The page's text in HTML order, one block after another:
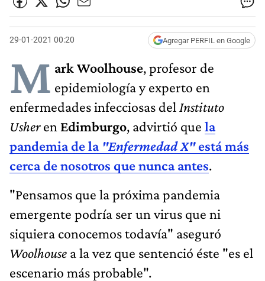
29-01-2021 00:20 Agregar PERFIL en Google
M ark Woolhouse, profesor de
epidemiología y experto en
enfermedades infecciosas del Instituto
Usheren Edimburgo, advirtió que la
pandemia de la "Enfermedad X"está más
cerca de nosotros que nunca antes.
"Pensamos que la próxima pandemia
emergente podría ser un virus que ni
siquiera conocemos todavía" aseguró
Woolhouse a la vez que sentenció éste "es el
escenario más probable".